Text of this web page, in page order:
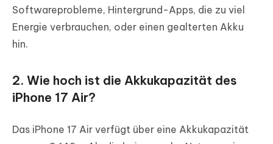
Softwareprobleme, Hintergrund-Apps, die zu viel
Energie verbrauchen, oder einen gealterten Akku
hin.
2. Wie hoch ist die Akkukapazität des
iPhone 17 Air?
Das iPhone 17 Air verfügt über eine Akkukapazität